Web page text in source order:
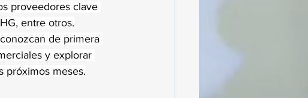
proveedores clave
entre otros.
de primera
y explorar
próximos meses.